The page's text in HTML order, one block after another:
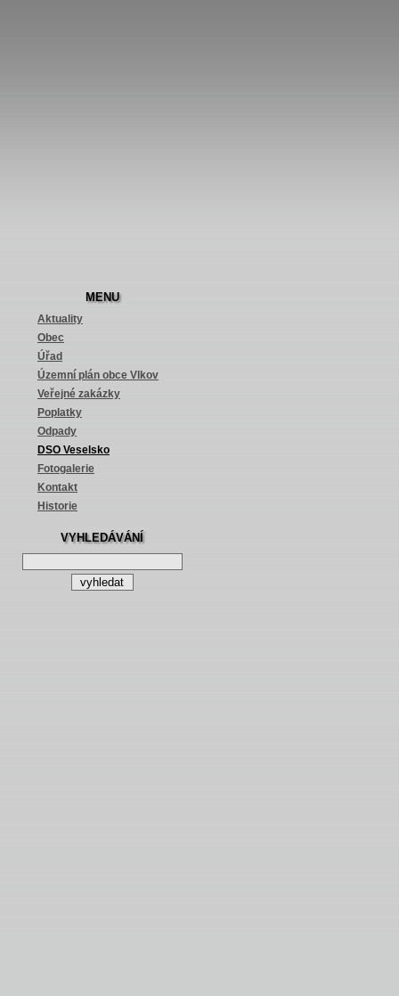
MENU
Aktuality
Obec
Úřad
Územní plán obce Vlkov
Veřejné zakázky
Poplatky
Odpady
DSO Veselsko
Fotogalerie
Kontakt
Historie
VYHLEDÁVÁNÍ